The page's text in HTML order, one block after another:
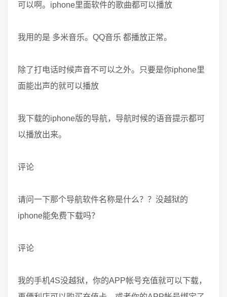
可以啊。iphone里面软件的歌曲都可以播放
我用的是 多米音乐。QQ音乐 都播放正常。
除了打电话时候声音不可以之外。只要是你iphone里
面能出声的就可以播放
我下载的iphone版的导航，导航时候的语音提示都可
以播放出来。
评论
请问一下那个导航软件名称是什么？？没越狱的
iphone能免费下载吗？
评论
我的手机4S没越狱，你的APP帐号充值就可以下载，